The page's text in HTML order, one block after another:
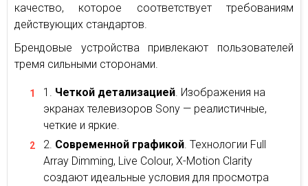
качество, которое соответствует требованиям
действующих стандартов.
Брендовые устройства привлекают пользователей
тремя сильными сторонами.
Четкой детализацией . Изображения на
экранах телевизоров Sony — реалистичные,
четкие и яркие.
Современной графикой . Технологии Full
Array Dimming, Live Colour, X-Motion Clarity
создают идеальные условия для просмотра